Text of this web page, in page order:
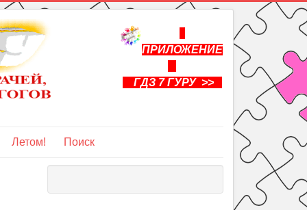
ПРИЛОЖЕНИЕ
ГДЗ 7 ГУРУ >>
Летом! Поиск